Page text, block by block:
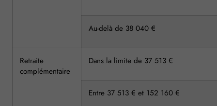
Au-delà de 38 040 €
Retraite
complémentaire
Dans la limite de 37 513 €
Entre 37 513 € et 152 160 €